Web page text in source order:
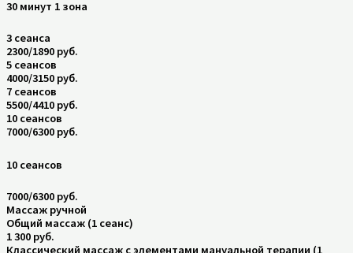
30 минут 1 зона
3 сеанса
2300/1890 руб.
5 сеансов
4000/3150 руб.
7 сеансов
5500/4410 руб.
10 сеансов
7000/6300 руб.
10 сеансов
7000/6300 руб.
Массаж ручной
Общий массаж (1 сеанс)
1 300 руб.
Классический массаж с элементами мануальной терапии (1